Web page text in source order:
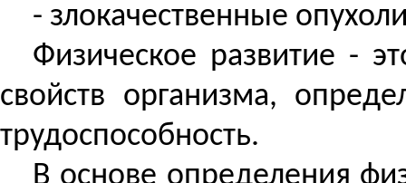
- злокачественные
Физическое развитие -
свойств организма,
трудоспособность.